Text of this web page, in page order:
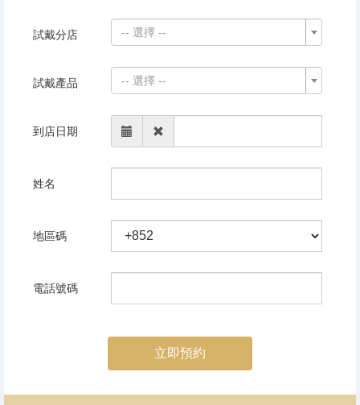
試戴分店 -- 選擇 --
試戴產品 -- 選擇 --
到店日期
姓名
地區碼
電話號碼
立即預約